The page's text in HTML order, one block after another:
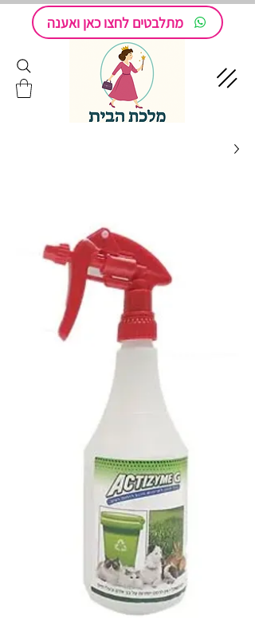
מתלבטים לחצו כאן ואענה